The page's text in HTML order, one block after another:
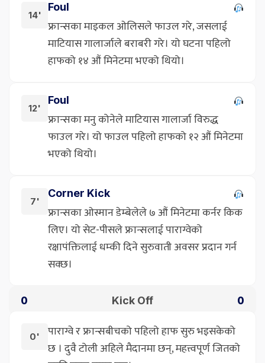
14'
Foul
फ्रान्सका माइकल ओलिसले फाउल गरे, जसलाई
माटियास गालार्जाले बराबरी गरे। यो घटना पहिलो
हाफको १४ औं मिनेटमा भएको थियो।
12'
Foul
फ्रान्सका मनु कोनेले माटियास गालार्जा विरुद्ध
फाउल गरे। यो फाउल पहिलो हाफको १२ औं मिनेटमा
भएको थियो।
7'
Corner Kick
फ्रान्सका ओस्मान डेम्बेलेले ७ औं मिनेटमा कर्नर किक
लिए। यो सेट-पीसले फ्रान्सलाई पाराग्वेको
रक्षापंक्तिलाई धम्की दिने सुरुवाती अवसर प्रदान गर्न
सक्छ।
0 Kick Off 0
0'
पाराग्वे र फ्रान्सबीचको पहिलो हाफ सुरु भइसकेको
छ । दुवै टोली अहिले मैदानमा छन्, महत्त्वपूर्ण जितको